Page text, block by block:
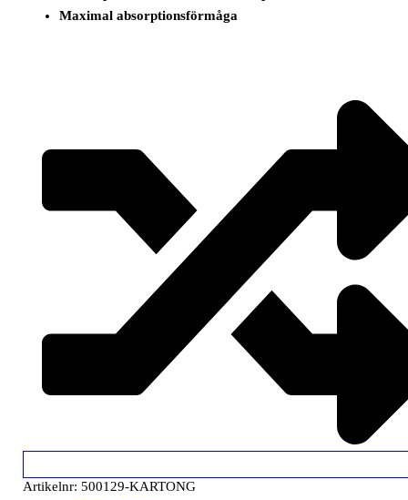
Maximal absorptionsförmåga
Artikelnr:500129-KARTONG